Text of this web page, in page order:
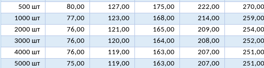
500 шт
80,00 127,00 175,00 222,00
270,00
1000 шт
77,00 123,00 168,00 214,00
259,00
2000 шт
76,00 121,00 165,00 209,00
254,00
3000 шт
76,00 120,00 164,00 208,00
252,00
4000 шт
76,00 119,00 163,00 207,00
251,00
5000 шт
75,00 119,00 163,00 207,00
251,00